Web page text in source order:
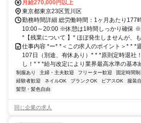
屋駅」より徒歩6分
月給270,000円以上
東京都東京23区荒川区
勤務時間詳細 総労働時間：1ヶ月あたり177
10:00～20:00 ※休憩は1時間しっかり確保
*【残業について 】* ほぼ発生しませんが、も
仕事内容 *ー* *＜この求人のポイント＞* * *
107日（別途、有休あり）* * *原則定時退社
し！* * *給与改定により業界最高水準の基本
制服あり 主婦・主夫歓迎 フリーター歓迎 固定時間制
経験者歓迎
ネイルOK ブランクOK ピアスOK 服装
髪型・髪色自由
同じ企業の求人